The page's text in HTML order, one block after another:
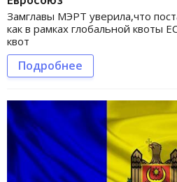
Замглавы МЭРТ уверила,что
как в рамках глобальной квоты
квот
Подробнее